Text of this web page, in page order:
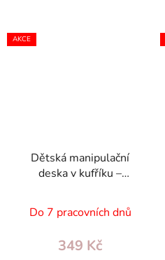
AKCE
Dětská manipulační
deska v kufříku –
vzdělávací senzorická
hračka 18m+
Do 7 pracovních dnů
349 Kč